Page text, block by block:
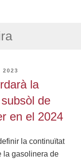
2023
la
de
en el 2024
la continuïtat
la gasolinera de